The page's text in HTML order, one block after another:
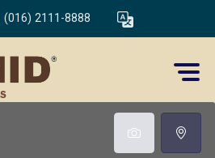
(016) 2111-8888